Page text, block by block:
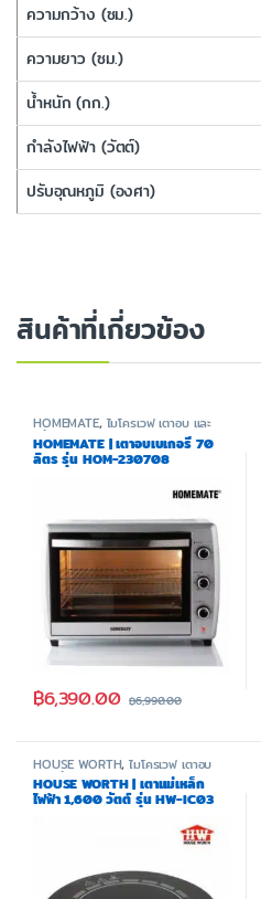
สินค้าที่เกี่ยวข้อง
HOMEMATE, ไมโครเวฟ เตาอบ และ
หม้อทอด
HOMEMATE | เตาอบเบเกอรี่ 70
ลิตร รุ่น HOM-230708
฿6,390.00 ฿6,990.00
HOUSE WORTH,ไมโครเวฟ เตาอบ
และหม้อทอด
HOUSE WORTH | เตาแม่เหล็ก
ไฟฟ้า 1,600 วัตต์ รุ่น HW-IC03
ความกว้าง (ซม.)
ความยาว (ซม.)
น้ำหนัก (กก.)
กำลังไฟฟ้า (วัตต์)
ปรับอุณหภูมิ (องศา)